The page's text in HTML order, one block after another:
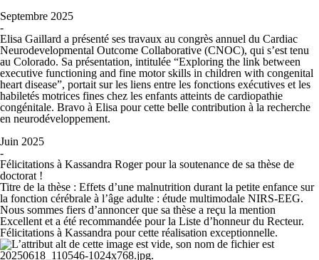
Septembre 2025
-
Elisa Gaillard a présenté ses travaux au congrès annuel du Cardiac
Neurodevelopmental Outcome Collaborative (CNOC), qui s’est tenu
au Colorado. Sa présentation, intitulée “Exploring the link between
executive functioning and fine motor skills in children with congenital
heart disease”, portait sur les liens entre les fonctions exécutives et les
habiletés motrices fines chez les enfants atteints de cardiopathie
congénitale. Bravo à Elisa pour cette belle contribution à la recherche
en neurodéveloppement.
Juin 2025
-
Félicitations à Kassandra Roger pour la soutenance de sa thèse de
doctorat !
Titre de la thèse : Effets d’une malnutrition durant la petite enfance sur
la fonction cérébrale à l’âge adulte : étude multimodale NIRS‑EEG.
Nous sommes fiers d’annoncer que sa thèse a reçu la mention
Excellent et a été recommandée pour la Liste d’honneur du Recteur.
Félicitations à Kassandra pour cette réalisation exceptionnelle.